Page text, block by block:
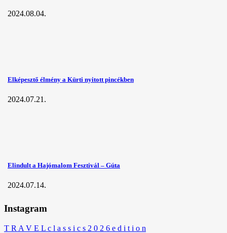
2024.08.04.
Elképesztő élmény a Kürti nyitott pincékben
2024.07.21.
Elindult a Hajómalom Fesztivál – Gúta
2024.07.14.
Instagram
T R A V E L c l a s s i c s 2 0 2 6 e d i t i o n